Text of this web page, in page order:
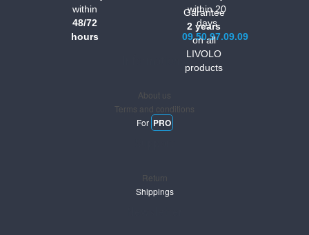
within
48/72
hours
within 20
days
09.50.97.09.09
Garantee
2 years
on all
LIVOLO
products
About us
Terms and conditions
For PRO
Return
Shippings